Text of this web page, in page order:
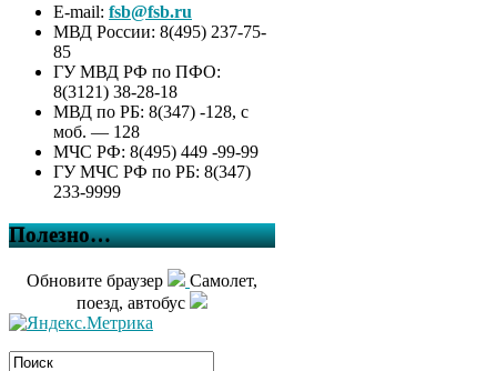
E-mail: fsb@fsb.ru
МВД России: 8(495) 237-75-
85
ГУ МВД РФ по ПФО:
8(3121) 38-28-18
МВД по РБ: 8(347) -128, с
моб. — 128
МЧС РФ: 8(495) 449 -99-99
ГУ МЧС РФ по РБ: 8(347)
233-9999
Полезно…
Обновите браузер
Самолет,
поезд, автобус